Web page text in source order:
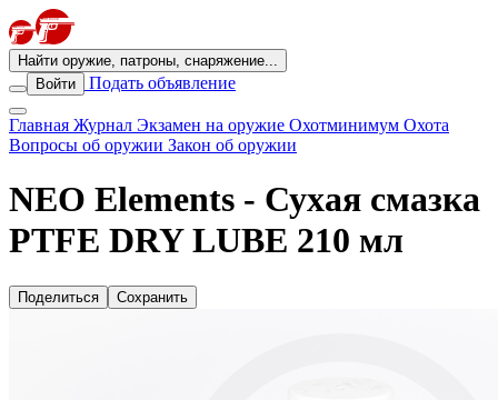
Найти оружие, патроны, снаряжение...
Войти
Подать объявление
Главная Журнал Экзамен на оружие Охотминимум Охота
Вопросы об оружии Закон об оружии
NEO Elements - Сухая смазка
PTFE DRY LUBE 210 мл
Поделиться Сохранить